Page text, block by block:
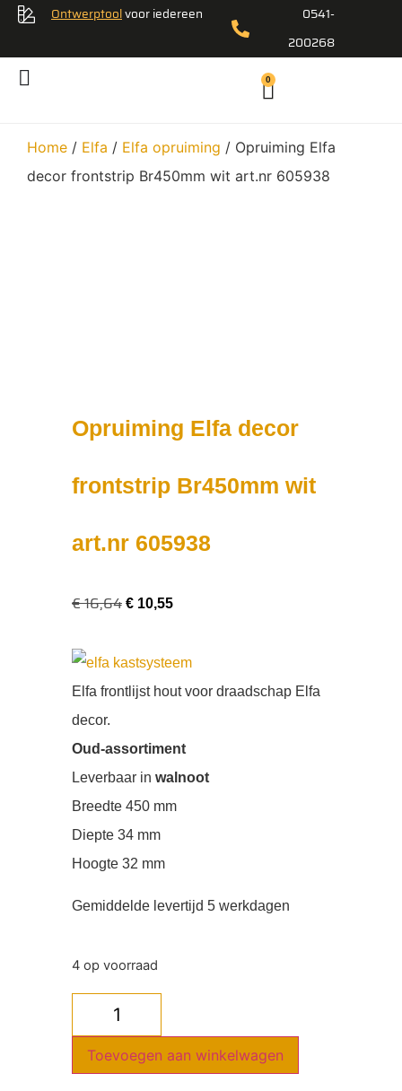
Ontwerptoolvoor iedereen
0541-
200268
0
Home / Elfa / Elfa opruiming / Opruiming Elfa
decor frontstrip Br450mm wit art.nr 605938
Opruiming Elfa decor
frontstrip Br450mm wit
art.nr 605938
€16,64 € 10,55
Elfa frontlijst hout voor draadschap Elfa
decor.
Oud-assortiment
Leverbaar in walnoot
Breedte 450 mm
Diepte 34 mm
Hoogte 32 mm
Gemiddelde levertijd 5 werkdagen
4 op voorraad
Toevoegen aan winkelwagen